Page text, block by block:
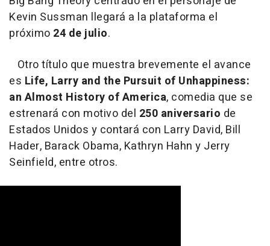
Kevin Sussman llegará a la plataforma el
próximo 24 de julio.
Otro título que muestra brevemente el avance
es Life, Larry and the Pursuit of Unhappiness:
an Almost History of America, comedia que se
estrenará con motivo del 250 aniversario de
Estados Unidos y contará con Larry David, Bill
Hader, Barack Obama, Kathryn Hahn y Jerry
Seinfield, entre otros.